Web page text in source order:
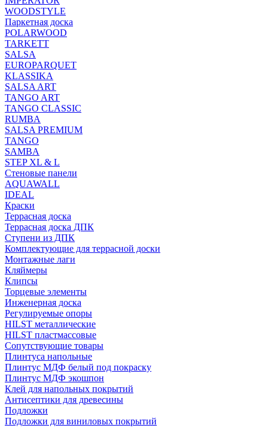
WOODSTYLE
Паркетная доска
POLARWOOD
TARKETT
SALSA
EUROPARQUET
KLASSIKA
SALSA ART
TANGO ART
TANGO CLASSIC
RUMBA
SALSA PREMIUM
TANGO
SAMBA
STEP XL & L
Стеновые панели
AQUAWALL
IDEAL
Краски
Террасная доска
Террасная доска ДПК
Ступени из ДПК
Комплектующие для террасной доски
Монтажные лаги
Кляймеры
Клипсы
Торцевые элементы
Инженерная доска
Регулируемые опоры
HILST металлические
HILST пластмассовые
Сопутствующие товары
Плинтуса напольные
Плинтус МДФ белый под покраску
Плинтус МДФ экошпон
Клей для напольных покрытий
Антисептики для древесины
Подложки
Подложки для виниловых покрытий